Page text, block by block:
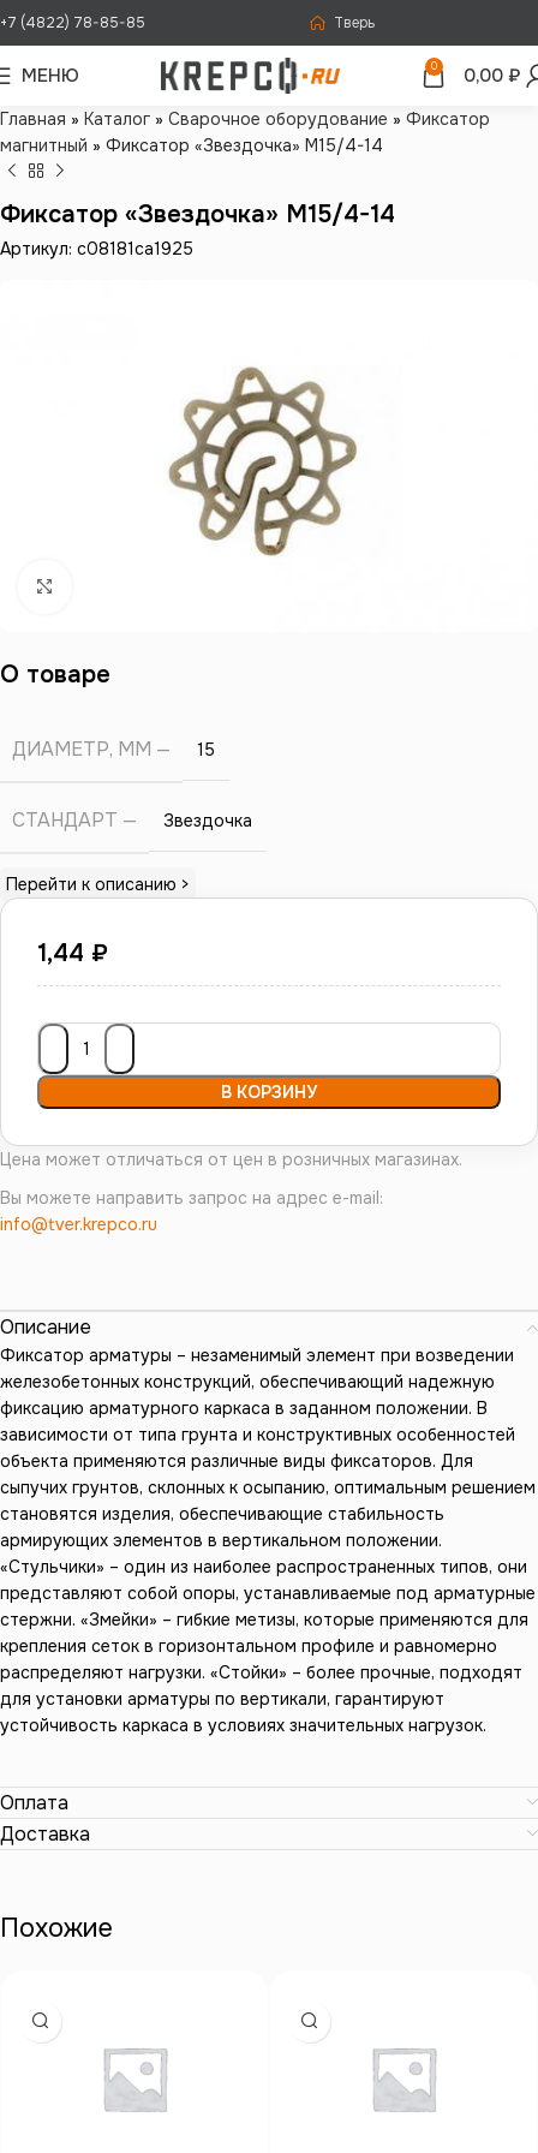
+7 (4822) 78-85-85 Тверь
МЕНЮ 0 0,00 ₽
Главная » Каталог » Сварочное оборудование » Фиксатор
магнитный » Фиксатор «Звездочка» М15/4-14
Фиксатор «Звездочка» М15/4-14
Артикул: c08181ca1925
1,44 ₽
В КОРЗИНУ
Цена может отличаться от цен в розничных магазинах.
Вы можете направить запрос на адрес e-mail:
info@tver.krepco.ru
О товаре
ДИАМЕТР, ММ 15
СТАНДАРТ Звездочка
Перейти к описанию >
Описание
Фиксатор арматуры – незаменимый элемент при возведении
железобетонных конструкций, обеспечивающий надежную
фиксацию арматурного каркаса в заданном положении. В
зависимости от типа грунта и конструктивных особенностей
объекта применяются различные виды фиксаторов. Для
сыпучих грунтов, склонных к осыпанию, оптимальным решением
становятся изделия, обеспечивающие стабильность
армирующих элементов в вертикальном положении.
«Стульчики» – один из наиболее распространенных типов, они
представляют собой опоры, устанавливаемые под арматурные
стержни. «Змейки» – гибкие метизы, которые применяются для
крепления сеток в горизонтальном профиле и равномерно
распределяют нагрузки. «Стойки» – более прочные, подходят
для установки арматуры по вертикали, гарантируют
устойчивость каркаса в условиях значительных нагрузок.
Оплата
Доставка
Похожие